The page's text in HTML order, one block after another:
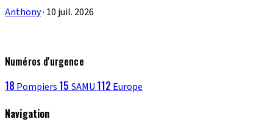
Anthony· 10 juil. 2026
Numéros d'urgence
18 Pompiers 15 SAMU 112 Europe
Navigation